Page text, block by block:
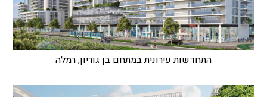
התחדשות עירונית במתחם בן גוריון, רמלה